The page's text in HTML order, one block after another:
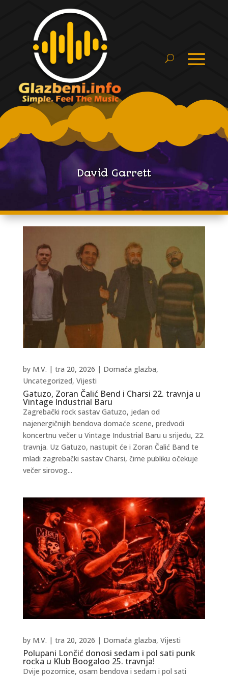
David Garrett
Gatuzo, Zoran Čalić Bend i Charsi 22. travnja u
Vintage Industrial Baru
by M.V. | tra 20, 2026 | Domaća glazba,
Uncategorized, Vijesti
Zagrebački rock sastav Gatuzo, jedan od
najenergičnijih bendova domaće scene, predvodi
koncertnu večer u Vintage Industrial Baru u srijedu, 22.
travnja. Uz Gatuzo, nastupit će i Zoran Čalić Band te
mladi zagrebački sastav Charsi, čime publiku očekuje
večer sirovog...
Polupani Lončić donosi sedam i pol sati punk
rocka u Klub Boogaloo 25. travnja!
by M.V. | tra 20, 2026 | Domaća glazba, Vijesti
Dvije pozornice, osam bendova i sedam i pol sati